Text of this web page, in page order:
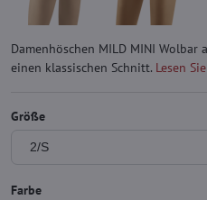
Damenhöschen MILD MINI
einen klassischen Schnitt. Lesen
Größe
Farbe